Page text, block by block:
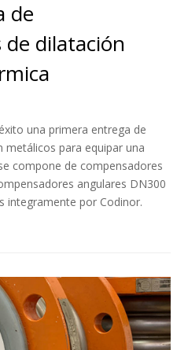
de
dilatación
una primera entrega de
metálicos para equipar una
compone de compensadores
angulares DN300
integramente por Codinor.